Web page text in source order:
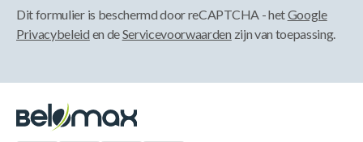
Dit formulier is beschermd door reCAPTCHA - hetGoogle
Privacybeleid en deServicevoorwaarden zijn van toepassing.